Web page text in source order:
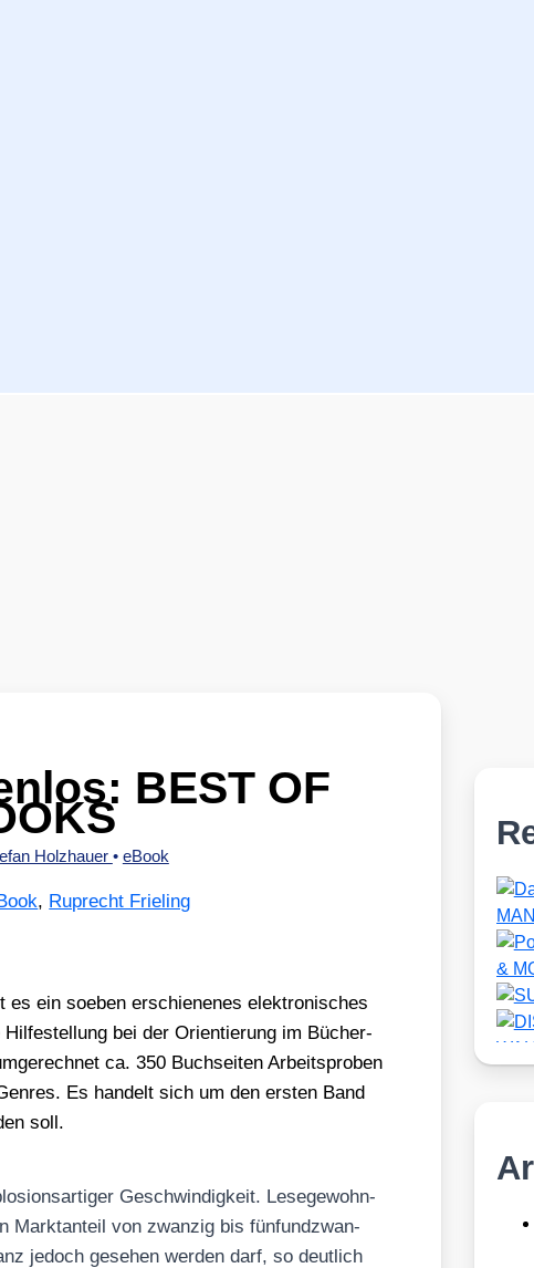
BEST OF
Holzhauer • eBook
, Ruprecht Frieling
ein soeben erschie­ne­nes elek­tro­ni­sches
Hil­fe­stel­lung bei der Ori­en­tie­rung im Bücher­
ca. 350 Buch­sei­ten Arbeits­pro­ben
Es han­delt sich um den ers­ten Band
soll.
Geschwin­dig­keit. Lese­ge­wohn­
Markt­an­teil von zwan­zig bis fünf­und­zwan­
jedoch gese­hen wer­den darf, so deut­lich